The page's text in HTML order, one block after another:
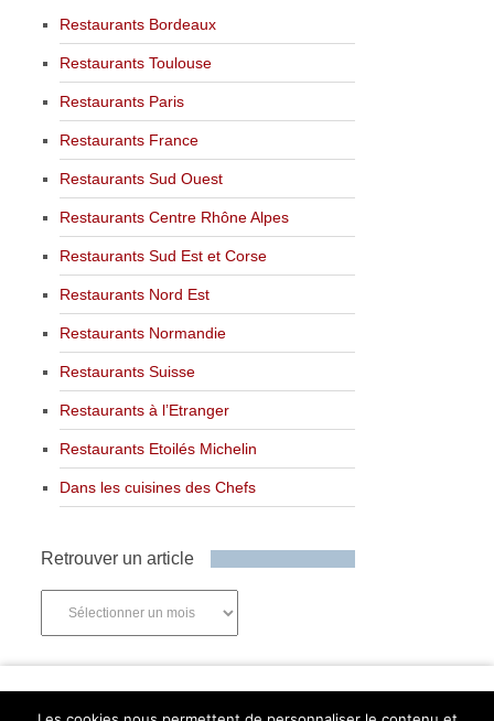
Restaurants Bordeaux
Restaurants Toulouse
Restaurants Paris
Restaurants France
Restaurants Sud Ouest
Restaurants Centre Rhône Alpes
Restaurants Sud Est et Corse
Restaurants Nord Est
Restaurants Normandie
Restaurants Suisse
Restaurants à l’Etranger
Restaurants Etoilés Michelin
Dans les cuisines des Chefs
Retrouver un article